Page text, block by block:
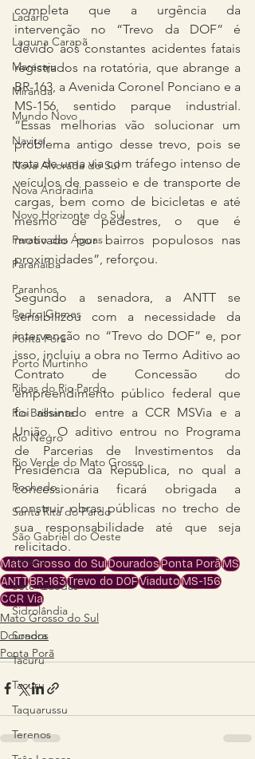
Ladário
Laguna Carapã
Maracaju
Miranda
Mundo Novo
Naviraí
Nova Alvorada do Sul
Nova Andradina
Novo Horizonte do Sul
Paraíso das Águas
Paranaíba
Paranhos
Pedro Gomes
Ponta Porã
Porto Murtinho
Ribas do Rio Pardo
Rio Brilhante
Rio Negro
Rio Verde do Mato Grosso
Rochedo
Santa Rita do Pardo
São Gabriel do Oeste
Selvíria
Sete Quedas
Sidrolândia
Sonora
Tacuru
Tacuru
Taquarussu
Terenos
completa que a urgência da
intervenção no “Trevo da DOF” é
devido aos constantes acidentes fatais
registrados na rotatória, que abrange a
BR-163, a Avenida Coronel Ponciano e a
MS-156, sentido parque industrial.
“Essas melhorias vão solucionar um
problema antigo desse trevo, pois se
trata de uma via com tráfego intenso de
veículos de passeio e de transporte de
cargas, bem como de bicicletas e até
mesmo de pedestres, o que é
motivado por bairros populosos nas
proximidades”, reforçou.
Segundo a senadora, a ANTT se
sensibilizou com a necessidade da
intervenção no “Trevo do DOF” e, por
isso, incluiu a obra no Termo Aditivo ao
Contrato de Concessão do
empreendimento público federal que
foi assinado entre a CCR MSVia e a
União. O aditivo entrou no Programa
de Parcerias de Investimentos da
Presidência da República, no qual a
concessionária ficará obrigada a
construir obras públicas no trecho de
sua responsabilidade até que seja
relicitado.
Mato Grosso do SulDouradosPonta PorãMS
ANTTBR-163Trevo do DOFViadutoMS-156
CCR Via
Mato Grosso do Sul
Dourados
Ponta Porã